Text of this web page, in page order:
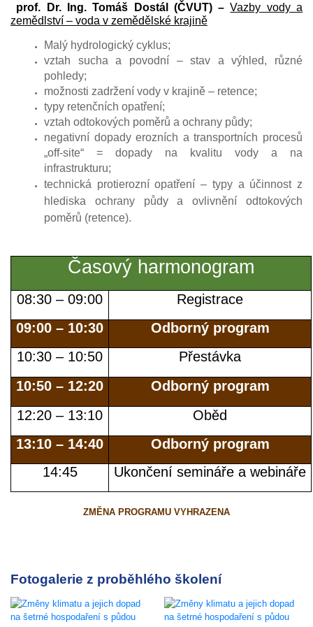
prof. Dr. Ing. Tomáš Dostál (ČVUT) –Vazby vody a
zemědlství – voda v zemědělské krajině
Malý hydrologický cyklus;
vztah sucha a povodní – stav a výhled, různé
pohledy;
možnosti zadržení vody v krajině – retence;
typy retenčních opatření;
vztah odtokových poměrů a ochrany půdy;
negativní dopady erozních a transportních procesů
„off-site“ = dopady na kvalitu vody a na
infrastrukturu;
technická protierozní opatření – typy a účinnost z
hlediska ochrany půdy a ovlivnění odtokových
poměrů (retence).
Časový harmonogram
08:30 – 09:00
Registrace
09:00 – 10:30
Odborný program
10:30 – 10:50
Přestávka
10:50 – 12:20
Odborný program
12:20 – 13:10
Oběd
13:10 – 14:40
Odborný program
14:45
Ukončení semináře a webináře
ZMĚNA PROGRAMU VYHRAZENA
Fotogalerie z proběhlého školení